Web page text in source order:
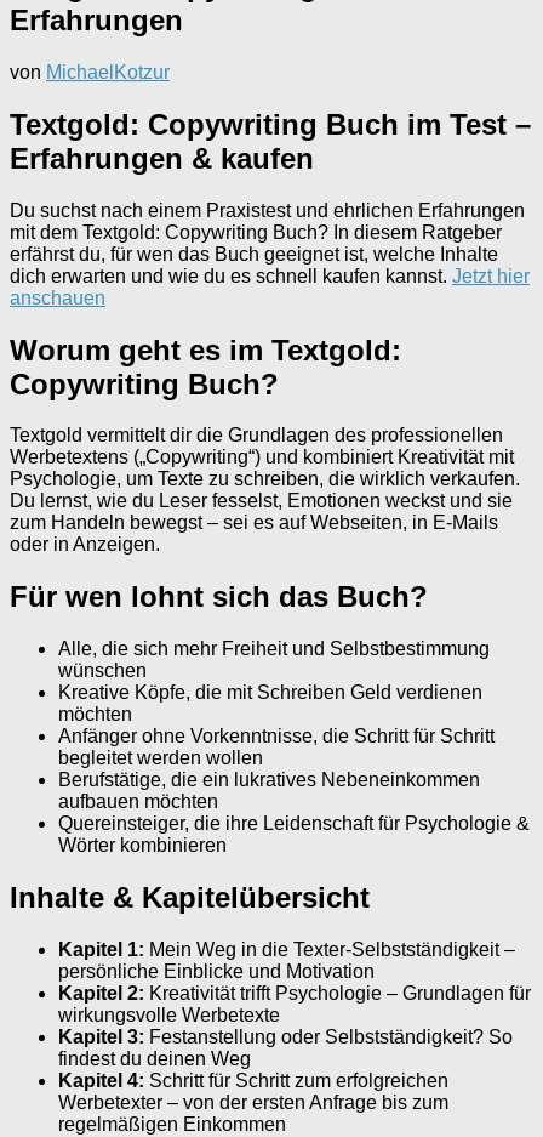
Erfahrungen
von MichaelKotzur
Textgold: Copywriting Buch im Test –
Erfahrungen & kaufen
Du suchst nach einem Praxistest und ehrlichen Erfahrungen
mit dem Textgold: Copywriting Buch? In diesem Ratgeber
erfährst du, für wen das Buch geeignet ist, welche Inhalte
dich erwarten und wie du es schnell kaufen kannst. Jetzt hier
anschauen
Worum geht es im Textgold:
Copywriting Buch?
Textgold vermittelt dir die Grundlagen des professionellen
Werbetextens („Copywriting“) und kombiniert Kreativität mit
Psychologie, um Texte zu schreiben, die wirklich verkaufen.
Du lernst, wie du Leser fesselst, Emotionen weckst und sie
zum Handeln bewegst – sei es auf Webseiten, in E-Mails
oder in Anzeigen.
Für wen lohnt sich das Buch?
Alle, die sich mehr Freiheit und Selbstbestimmung
wünschen
Kreative Köpfe, die mit Schreiben Geld verdienen
möchten
Anfänger ohne Vorkenntnisse, die Schritt für Schritt
begleitet werden wollen
Berufstätige, die ein lukratives Nebeneinkommen
aufbauen möchten
Quereinsteiger, die ihre Leidenschaft für Psychologie &
Wörter kombinieren
Inhalte & Kapitelübersicht
Kapitel 1: Mein Weg in die Texter-Selbstständigkeit –
persönliche Einblicke und Motivation
Kapitel 2: Kreativität trifft Psychologie – Grundlagen für
wirkungsvolle Werbetexte
Kapitel 3: Festanstellung oder Selbstständigkeit? So
findest du deinen Weg
Kapitel 4: Schritt für Schritt zum erfolgreichen
Werbetexter – von der ersten Anfrage bis zum
regelmäßigen Einkommen